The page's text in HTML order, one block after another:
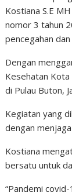
Kostiana S.E
nomor 3 tahun
pencegahan
Dengan
Kesehatan
di Pulau Buton,
Kegiatan yang
dengan
Kostiana
bersatu untuk
“Pandemi